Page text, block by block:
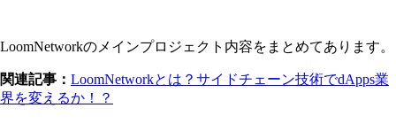
LoomNetworkのメインプロジェクト内容をまとめてあります。
関連記事： LoomNetworkとは？サイドチェーン技術でdApps業
界を変えるか！？